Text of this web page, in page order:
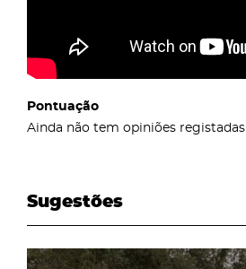
Pontuação
Ainda não tem opiniões registadas
Sugestões
page